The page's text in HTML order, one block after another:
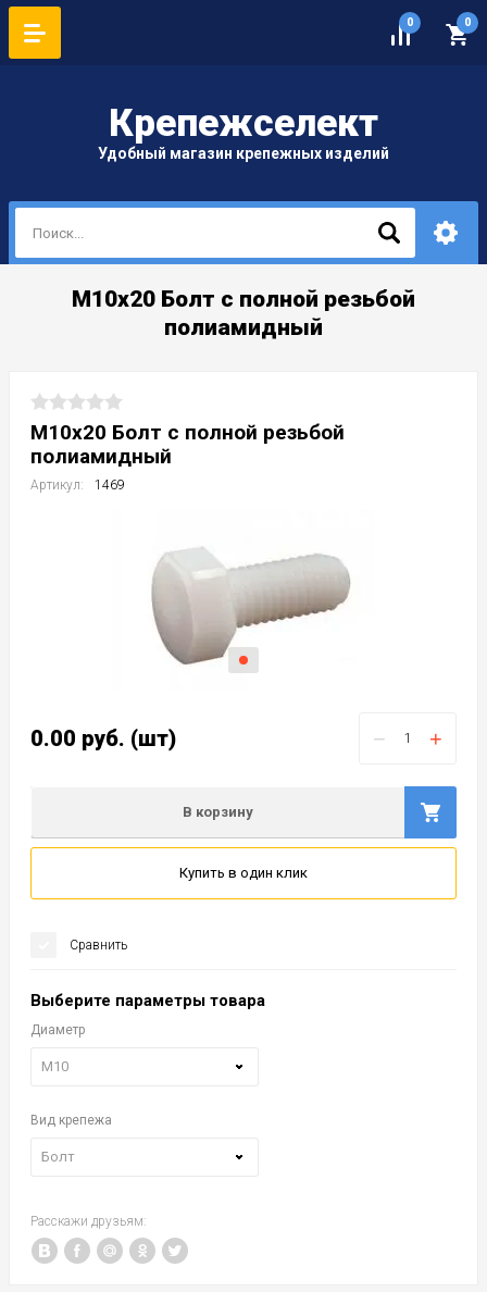
0 0
Крепежселект
Удобный магазин крепежных изделий
М10х20 Болт с полной резьбой
полиамидный
М10х20 Болт с полной резьбой
полиамидный
Артикул: 1469
0.00 руб. (шт) − +
В корзину
Купить в один клик
Сравнить
Выберите параметры товара
Диаметр
М10
Вид крепежа
Болт
Расскажи друзьям: